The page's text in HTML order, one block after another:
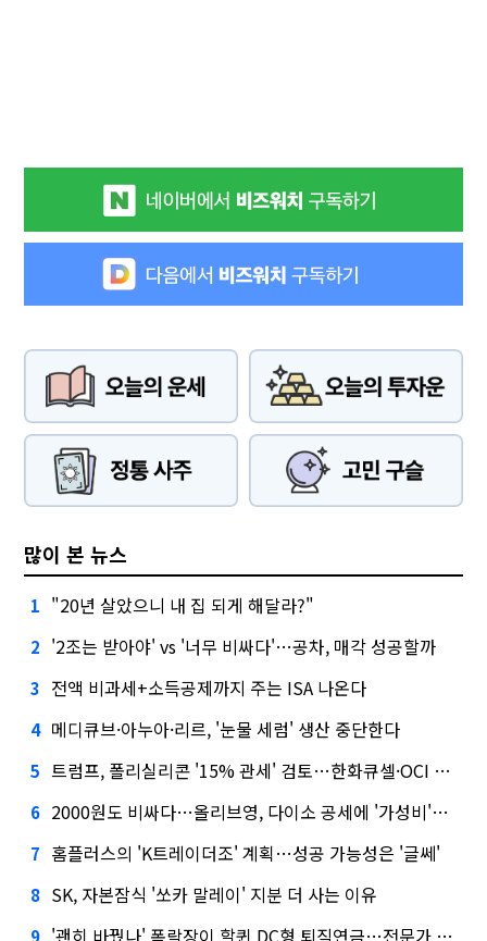
많이 본 뉴스
1 "20년 살았으니 내 집 되게 해달라?"
2 '2조는 받아야' vs '너무 비싸다'…공차, 매각 성공할까
3 전액 비과세+소득공제까지 주는 ISA 나온다
4 메디큐브·아누아·리르, '눈물 세럼' 생산 중단한다
5 트럼프, 폴리실리콘 '15% 관세' 검토…한화큐셀·OCI 영향은?
6 2000원도 비싸다…올리브영, 다이소 공세에 '가성비'로 맞불
7 홈플러스의 'K트레이더조' 계획…성공 가능성은 '글쎄'
8 SK, 자본잠식 '쏘카 말레이' 지분 더 사는 이유